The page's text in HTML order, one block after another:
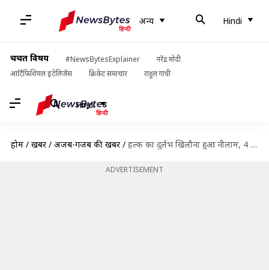
अन्य Hindi
चर्चित विषय #NewsBytesExplainer
नरेंद्र मोदी
आर्टिफिशियल इंटेलिजेंस
क्रिकेट समाचार राहुल गांधी
Hindi
होम / खबरें / अजब-गजब की खबरें / हल्क का दुर्लभ खिलौना हुआ नीलाम, 4 लाख रुपये से ज्यादा लगी कीमत
ADVERTISEMENT